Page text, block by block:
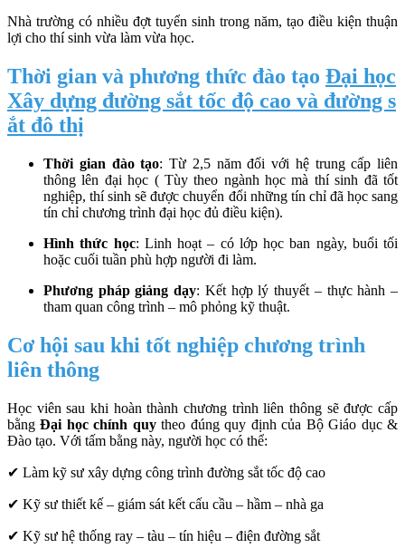
Nhà trường có nhiều đợt tuyển sinh trong năm, tạo điều kiện thuận
lợi cho thí sinh vừa làm vừa học.
Thời gian và phương thức đào tạo Đại học
Xây dựng đường sắt tốc độ cao và đường s
ắt đô thị
Thời gian đào tạo: Từ 2,5 năm đối với hệ trung cấp liên
thông lên đại học ( Tùy theo ngành học mà thí sinh đã tốt
nghiệp, thí sinh sẽ được chuyển đổi những tín chỉ đã học sang
tín chỉ chương trình đại học đủ điều kiện).
Hình thức học: Linh hoạt – có lớp học ban ngày, buổi tối
hoặc cuối tuần phù hợp người đi làm.
Phương pháp giảng dạy: Kết hợp lý thuyết – thực hành –
tham quan công trình – mô phỏng kỹ thuật.
Cơ hội sau khi tốt nghiệp chương trình
liên thông
Học viên sau khi hoàn thành chương trình liên thông sẽ được cấp
bằngĐại học chính quytheo đúng quy định của Bộ Giáo dục &
Đào tạo. Với tấm bằng này, người học có thể:
✔ Làm kỹ sư xây dựng công trình đường sắt tốc độ cao
✔ Kỹ sư thiết kế – giám sát kết cấu cầu – hầm – nhà ga
✔ Kỹ sư hệ thống ray – tàu – tín hiệu – điện đường sắt